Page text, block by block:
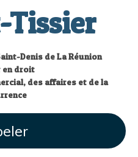
Tissier
Denis de La Réunion
en droit
des affaires et de la